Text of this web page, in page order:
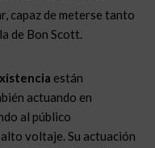
capaz de meterse tanto
de Bon Scott.
están
actuando en
al público
voltaje. Su actuación